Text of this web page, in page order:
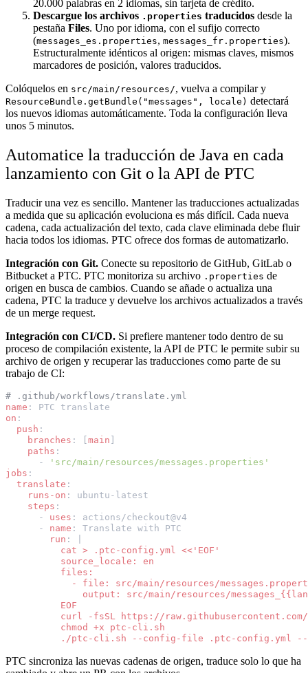
20.000 palabras en 2 idiomas, sin tarjeta de crédito.
Descargue los archivos .properties traducidos desde la
pestaña Files. Uno por idioma, con el sufijo correcto
(messages_es.properties, messages_fr.properties).
Estructuralmente idénticos al origen: mismas claves, mismos
marcadores de posición, valores traducidos.
Colóquelos en src/main/resources/, vuelva a compilar y
ResourceBundle.getBundle("messages", locale) detectará
los nuevos idiomas automáticamente. Toda la configuración lleva
unos 5 minutos.
Automatice la traducción de Java en cada
lanzamiento con Git o la API de PTC
Traducir una vez es sencillo. Mantener las traducciones actualizadas
a medida que su aplicación evoluciona es más difícil. Cada nueva
cadena, cada actualización del texto, cada clave eliminada debe fluir
hacia todos los idiomas. PTC ofrece dos formas de automatizarlo.
Integración con Git. Conecte su repositorio de GitHub, GitLab o
Bitbucket a PTC. PTC monitoriza su archivo .properties de
origen en busca de cambios. Cuando se añade o actualiza una
cadena, PTC la traduce y devuelve los archivos actualizados a través
de un merge request.
Integración con CI/CD. Si prefiere mantener todo dentro de su
proceso de compilación existente, la API de PTC le permite subir su
archivo de origen y recuperar las traducciones como parte de su
trabajo de CI:
# .github/workflows/translate.yml
name :
PTC translate
on :
push :
branches : main
paths :
-
'src/main/resources/messages.properties'
jobs :
translate :
runs-on :
ubuntu-latest
steps :
-
uses :
actions/checkout@v4
-
name :
Translate with PTC
run :
cat > .ptc-config.yml <<'EOF'
source_locale: en
files:
- file: src/main/resources/
output: src/main/resources/
EOF
curl -fsSL https://
chmod +x ptc-cli.sh
./ptc-cli.sh --config-file .ptc-config.yml --
PTC sincroniza las nuevas cadenas de origen, traduce solo lo que ha